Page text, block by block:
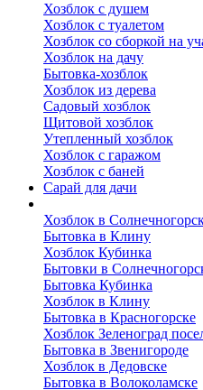
Хозблок с душем
Хозблок с туалетом
Хозблок со сборкой на
Хозблок на дачу
Бытовка-хозблок
Хозблок из дерева
Садовый хозблок
Щитовой хозблок
Утепленный хозблок
Хозблок с гаражом
Хозблок с баней
Сарай для дачи
Хозблок в
Бытовка в Клину
Хозблок Кубинка
Бытовки в
Бытовка Кубинка
Хозблок в Клину
Бытовка в Красногорске
Хозблок Зеленоград
Бытовка в Звенигороде
Хозблок в Дедовске
Бытовка в Волоколамске